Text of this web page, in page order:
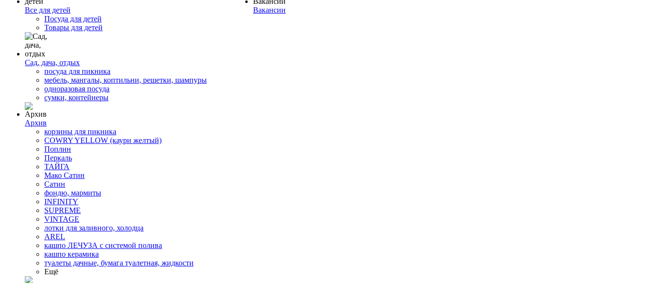
Все для детей
Посуда для детей
Товары для детей
Сад, дача, отдых
посуда для пикника
мебель, мангалы, коптильни, решетки, шампуры
одноразовая посуда
сумки, контейнеры
Архив
корзины для пикника
COWRY YELLOW (каури желтый)
Поплин
Перкаль
ТАЙГА
Мако Сатин
Сатин
фондю, мармиты
INFINITY
SUPREME
VINTAGE
лотки для заливного, холодца
AREL
кашпо ЛЕЧУЗА с системой полива
кашпо керамика
туалеты дачные, бумага туалетная, жидкости
Ещё
Вакансии